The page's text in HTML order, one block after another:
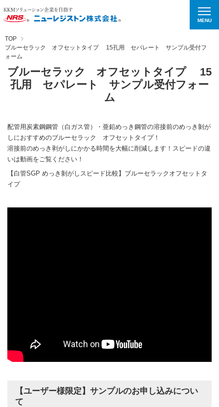
MENU
TOP
ブルーセラック オフセットタイプ 15孔用 セパレート サンプル受付フ
ォーム
ブルーセラック オフセットタイプ 15
孔用 セパレート サンプル受付フォー
ム
配管用炭素鋼鋼管（白ガス管）・亜鉛めっき鋼管の溶接前のめっき剝が
しにおすすめのブルーセラック オフセットタイプ！
溶接前のめっき剥がしにかかる時間を大幅に削減します！スピードの違
いは動画をご覧ください！
【白管SGP めっき剝がしスピード比較】ブルーセラックオフセットタ
イプ
【ユーザー様限定】サンプルのお申し込みについ
て